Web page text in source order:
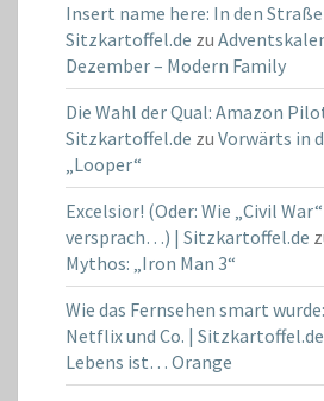
Insert name here: In den
Sitzkartoffel.de zu
Dezember – Modern Family
Die Wahl der Qual: Amazon
Sitzkartoffel.de zu Vorwärts in
„Looper“
Excelsior! (Oder: Wie „Civil
versprach…) | Sitzkartoffel.de
Mythos: „Iron Man 3“
Wie das Fernsehen smart
Netflix und Co. | Sitzkartoffel.de
Lebens ist… Orange